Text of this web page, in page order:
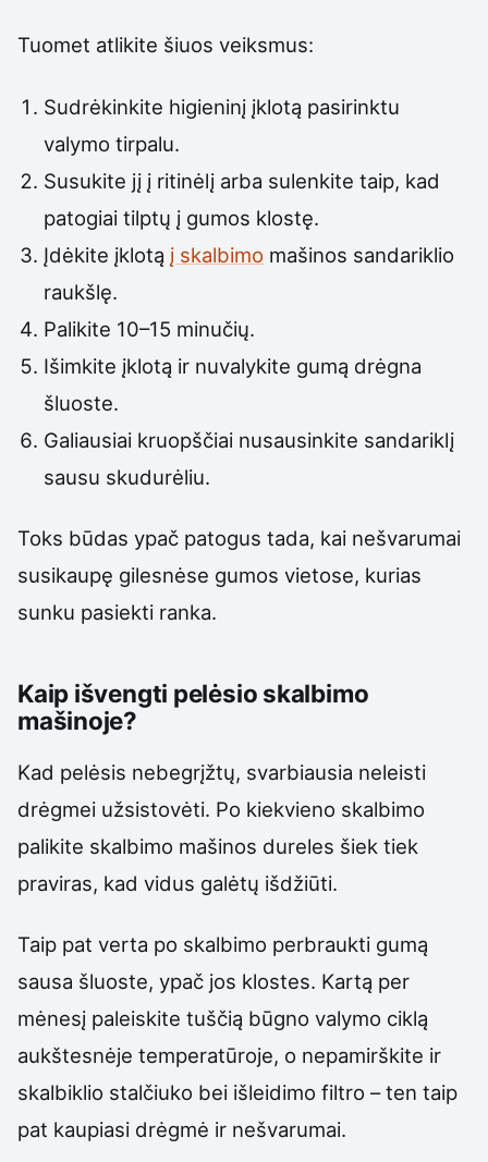
Tuomet atlikite šiuos veiksmus:
Sudrėkinkite higieninį įklotą pasirinktu
valymo tirpalu.
Susukite jį į ritinėlį arba sulenkite taip, kad
patogiai tilptų į gumos klostę.
Įdėkite įklotą į skalbimo mašinos sandariklio
raukšlę.
Palikite 10–15 minučių.
Išimkite įklotą ir nuvalykite gumą drėgna
šluoste.
Galiausiai kruopščiai nusausinkite sandariklį
sausu skudurėliu.
Toks būdas ypač patogus tada, kai nešvarumai
susikaupę gilesnėse gumos vietose, kurias
sunku pasiekti ranka.
Kaip išvengti pelėsio skalbimo
mašinoje?
Kad pelėsis nebegrįžtų, svarbiausia neleisti
drėgmei užsistovėti. Po kiekvieno skalbimo
palikite skalbimo mašinos dureles šiek tiek
praviras, kad vidus galėtų išdžiūti.
Taip pat verta po skalbimo perbraukti gumą
sausa šluoste, ypač jos klostes. Kartą per
mėnesį paleiskite tuščią būgno valymo ciklą
aukštesnėje temperatūroje, o nepamirškite ir
skalbiklio stalčiuko bei išleidimo filtro – ten taip
pat kaupiasi drėgmė ir nešvarumai.